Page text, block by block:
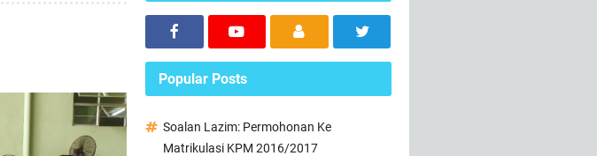
Popular Posts
Soalan Lazim: Permohonan Ke
Matrikulasi KPM 2016/2017